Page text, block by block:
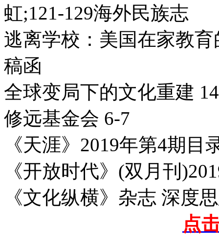
虹;121-129海外民族志
逃离学校：美国在家教
稿函
全球变局下的文化重建
修远基金会 6-7
《天涯》2019年第4期目
《开放时代》(双月刊
《文化纵横》杂志 深度
点